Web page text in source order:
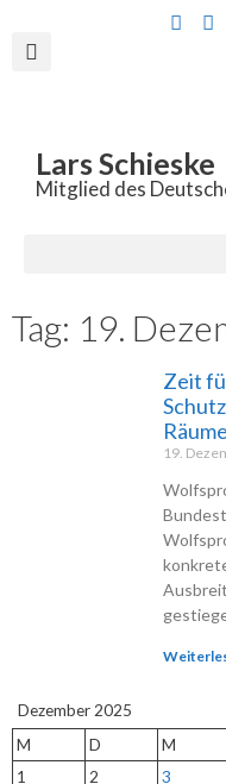
Lars Schieske
Mitglied des
Tag: 19.
Zeit
Räume
19.
Dezember 2025
M
D M
1
2 3